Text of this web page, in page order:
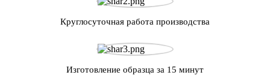
Круглосуточная работа производства
Изготовление образца за 15 минут